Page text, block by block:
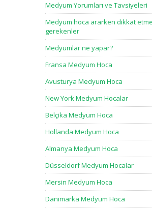
Medyum Yorumları ve Tavsiyeleri
Medyum hoca ararken dikkat
gerekenler
Medyumlar ne yapar?
Fransa Medyum Hoca
Avusturya Medyum Hoca
New York Medyum Hocalar
Belçika Medyum Hoca
Hollanda Medyum Hoca
Almanya Medyum Hoca
Düsseldorf Medyum Hocalar
Mersin Medyum Hoca
Danimarka Medyum Hoca